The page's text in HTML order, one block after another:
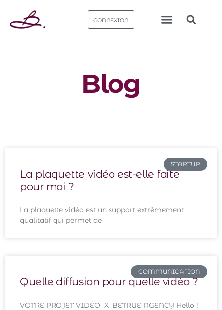
CONNEXION
Blog
STARTUP
La plaquette vidéo est-elle faite
pour moi ?
La plaquette vidéo est un support extrêmement
qualitatif qui permet de
COMMUNICATION
Quelle diffusion pour quelle vidéo ?
VOTRE PROJET VIDÉO X BETRUE AGENCY Hello !